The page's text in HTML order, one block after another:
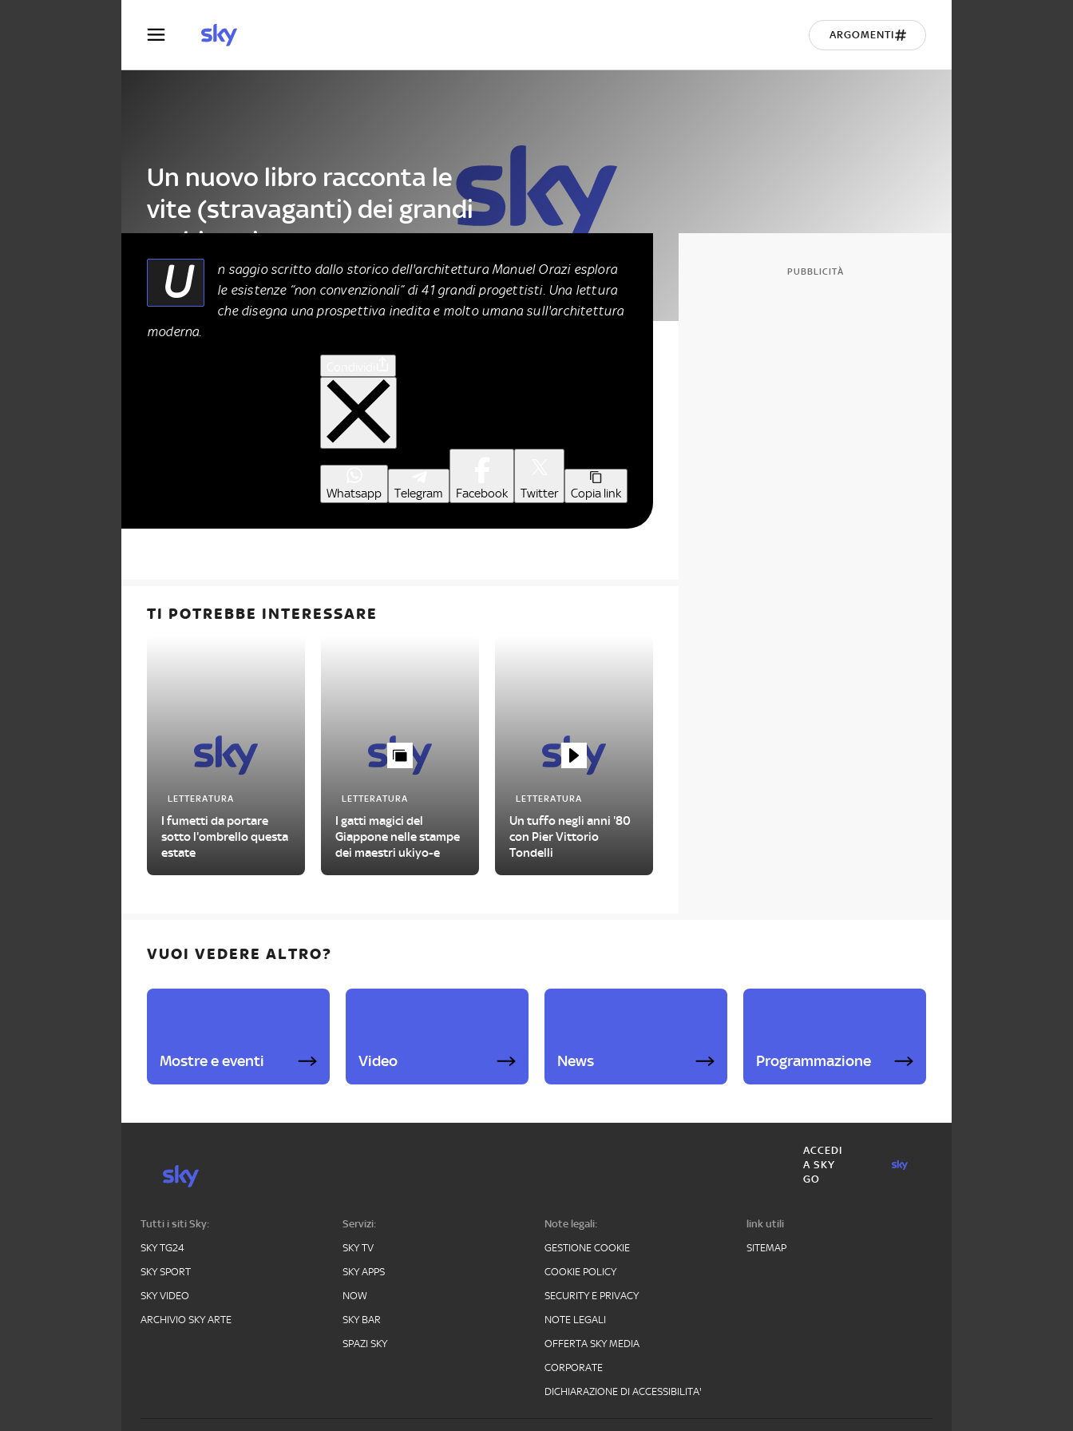
ARGOMENTI
Un nuovo libro racconta le
vite (stravaganti) dei grandi
architetti
LETTERATURA 23 Agosto 2025
U
n saggio scritto dallo storico dell'architettura Manuel Orazi esplora
le esistenze “non convenzionali” di 41 grandi progettisti. Una lettura
che disegna una prospettiva inedita e molto umana sull'architettura
moderna.
Whatsapp Telegram Facebook Twitter Copia link
TI POTREBBE INTERESSARE
LETTERATURA
I fumetti da portare
sotto l'ombrello questa
estate
LETTERATURA
I gatti magici del
Giappone nelle stampe
dei maestri ukiyo-e
LETTERATURA
Un tuffo negli anni '80
con Pier Vittorio
Tondelli
PUBBLICITÀ
VUOI VEDERE ALTRO?
Mostre e eventi Video News Programmazione
ACCEDI
A SKY
GO
Tutti i siti Sky:
SKY TG24
SKY SPORT
SKY VIDEO
ARCHIVIO SKY ARTE
Servizi:
SKY TV
SKY APPS
NOW
SKY BAR
SPAZI SKY
Note legali:
GESTIONE COOKIE
COOKIE POLICY
SECURITY E PRIVACY
NOTE LEGALI
OFFERTA SKY MEDIA
CORPORATE
DICHIARAZIONE DI ACCESSIBILITA'
link utili
SITEMAP